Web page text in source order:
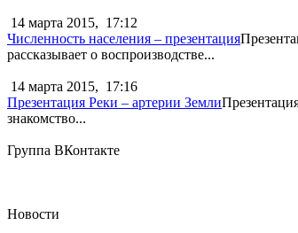
14 марта 2015, 17:12
Численность населения – презентация
рассказывает о воспроизводстве...
14 марта 2015, 17:16
Презентация Реки – артерии Земли
знакомство...
Группа ВКонтакте
Новости